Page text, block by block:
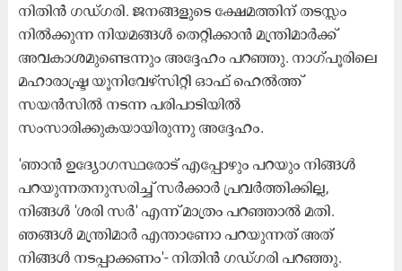
നിതിൻ ഗഡ്ഗരി. ജനങ്ങളുടെ ക്ഷേമത്തിന് തടസ്സം
നിൽക്കുന്ന നിയമങ്ങൾ തെറ്റിക്കാൻ മന്ത്രിമാർക്ക്
അവകാശമുണ്ടെന്നും അദ്ദേഹം പറഞ്ഞു. നാഗ്പൂരിലെ
മഹാരാഷ്ട്ര യൂനിവേഴ്സിറ്റി ഓഫ് ഹെൽത്ത്
സയൻസിൽ നടന്ന പരിപാടിയിൽ
സംസാരിക്കുകയായിരുന്നു അദ്ദേഹം.
'ഞാൻ ഉദ്യോഗസ്ഥരോട് എപ്പോഴും പറയും നിങ്ങൾ
പറയുന്നതനുസരിച്ച് സർക്കാർ പ്രവർത്തിക്കില്ല,
നിങ്ങൾ 'ശരി സർ' എന്ന് മാത്രം പറഞ്ഞാൽ മതി.
ഞങ്ങൾ മന്ത്രിമാർ എന്താണോ പറയുന്നത് അത്
നിങ്ങൾ നടപ്പാക്കണം'- നിതിൻ ഗഡ്ഗരി പറഞ്ഞു.